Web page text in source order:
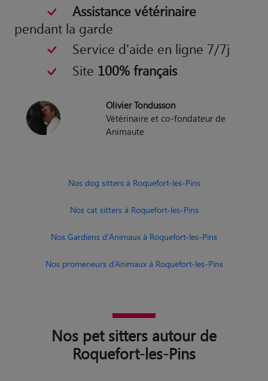
Assistance vétérinaire
pendant la garde
Service d'aide en ligne 7/7j
Site 100% français
Olivier Tondusson
Vétérinaire et co-fondateur de
Animaute
Nos dog sitters à Roquefort-les-Pins
Nos cat sitters à Roquefort-les-Pins
Nos Gardiens d'Animaux à Roquefort-les-Pins
Nos promeneurs d’Animaux à Roquefort-les-Pins
Nos pet sitters autour de
Roquefort-les-Pins